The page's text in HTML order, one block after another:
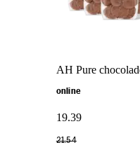
AH Pure
online
19.39
21.54